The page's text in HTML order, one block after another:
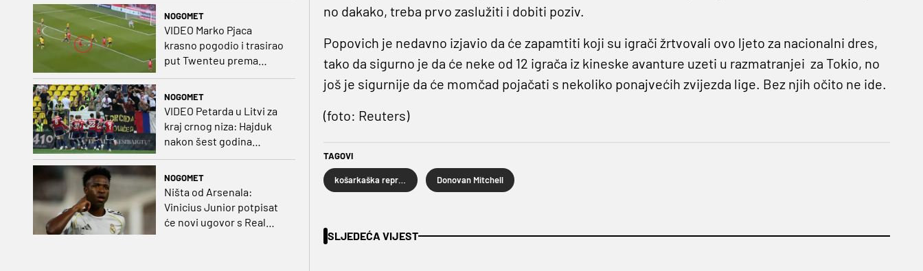
NOGOMET
VIDEO Marko Pjaca
krasno pogodio i trasirao
put Twenteu prema
važnoj pobjedi
NOGOMET
VIDEO Petarda u Litvi za
kraj crnog niza: Hajduk
nakon šest godina
NOGOMET
Ništa od Arsenala:
Vinicius Junior potpisat
će novi ugovor s Real
no dakako, treba prvo zaslužiti i dobiti poziv.
Popovich je nedavno izjavio da će zapamtiti koji su igrači žrtvovali ovo ljeto za nacionalni dres,
tako da sigurno je da će neke od 12 igrača iz kineske avanture uzeti u razmatranjei za Tokio, no
još je sigurnije da će momčad pojačati s nekoliko ponajvećih zvijezda lige. Bez njih očito ne ide.
(foto: Reuters)
TAGOVI
košarkaška reprezentacija SAD-a Donovan Mitchell
SLJEDEĆA VIJEST